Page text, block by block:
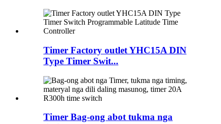
Timer Factory outlet YHC15A DIN
Type Timer Swit...
Timer Bag-ong abot tukma nga